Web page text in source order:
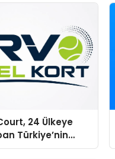
24 Ülkeye
Türkiye’nin
Üretim Gücü